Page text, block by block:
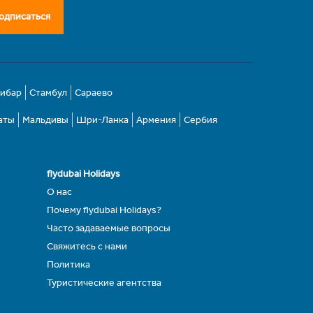
Стамбул Сараево
Мальдивы Шри-Ланка Армения Сербия
flydubai Holidays
О нас
Почему flydubai Holidays?
Часто задаваемые вопросы
Свяжитесь с нами
Политика
Туристические агентства